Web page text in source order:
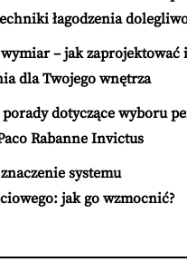
łagodzenia
– jak zaprojektować
dla Twojego wnętrza
porady dotyczące wyboru
Rabanne Invictus
systemu
jak go wzmocnić?